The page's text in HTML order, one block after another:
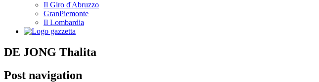
Il Giro d'Abruzzo
GranPiemonte
Il Lombardia
DE JONG Thalita
Post navigation